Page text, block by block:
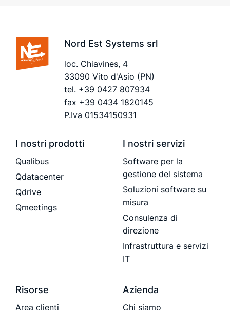
Nord Est Systems srl
loc. Chiavines, 4
33090 Vito d'Asio (PN)
tel. +39 0427 807934
fax +39 0434 1820145
P.Iva 01534150931
I nostri prodotti
Qualibus
Qdatacenter
Qdrive
Qmeetings
I nostri servizi
Software per la
gestione del sistema
Soluzioni software su
misura
Consulenza di
direzione
Infrastruttura e servizi
IT
Risorse
Area clienti
Azienda
Chi siamo